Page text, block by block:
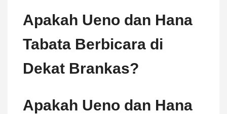
Apakah Ueno dan Hana
Tabata Berbicara di
Dekat Brankas?
Apakah Ueno dan Hana